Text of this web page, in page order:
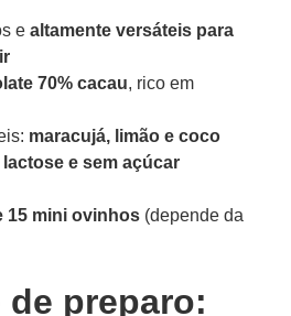
e altamente versáteis para
70% cacau, rico em
maracujá, limão e coco
e sem açúcar
15 mini ovinhos (depende da
de preparo: